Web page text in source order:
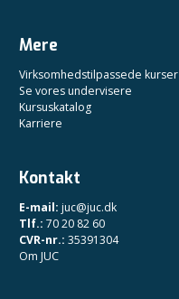
Mere
Virksomhedstilpassede kurser
Se vores undervisere
Kursuskatalog
Karriere
Kontakt
E-mail: juc@juc.dk
Tlf.: 70 20 82 60
CVR-nr.: 35391304
Om JUC